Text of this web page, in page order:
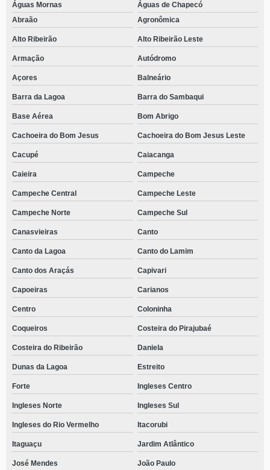
Águas Mornas
Águas de Chapecó
Abraão
Agronômica
Alto Ribeirão Alto Ribeirão Leste
Armação Autódromo
Açores Balneário
Barra da Lagoa Barra do Sambaqui
Base Aérea Bom Abrigo
Cachoeira do Bom Jesus Cachoeira do Bom Jesus Leste
Cacupé Caiacanga
Caieira Campeche
Campeche Central Campeche Leste
Campeche Norte Campeche Sul
Canasvieiras Canto
Canto da Lagoa Canto do Lamim
Canto dos Araçás Capivari
Capoeiras Carianos
Centro Coloninha
Coqueiros Costeira do Pirajubaé
Costeira do Ribeirão Daniela
Dunas da Lagoa Estreito
Forte Ingleses Centro
Ingleses Norte Ingleses Sul
Ingleses do Rio Vermelho Itacorubi
Itaguaçu Jardim Atlântico
José Mendes João Paulo